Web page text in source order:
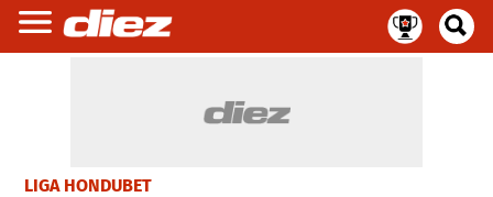
LIGA HONDUBET